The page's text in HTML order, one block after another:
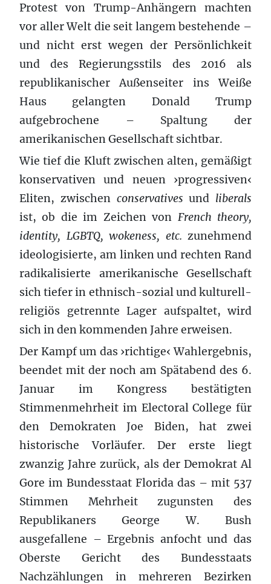
Protest von Trump-Anhängern machten
vor aller Welt die seit langem bestehende –
und nicht erst wegen der Persönlichkeit
und des Regierungsstils des 2016 als
republikanischer Außenseiter ins Weiße
Haus gelangten Donald Trump
aufgebrochene – Spaltung der
amerikanischen Gesellschaft sichtbar.
Wie tief die Kluft zwischen alten, gemäßigt
konservativen und neuen ›progressiven‹
Eliten, zwischen conservatives und liberals
ist, ob die im Zeichen von French theory,
identity, LGBTQ, wokeness, etc. zunehmend
ideologisierte, am linken und rechten Rand
radikalisierte amerikanische Gesellschaft
sich tiefer in ethnisch-sozial und kulturell-
religiös getrennte Lager aufspaltet, wird
sich in den kommenden Jahre erweisen.
Der Kampf um das ›richtige‹ Wahlergebnis,
beendet mit der noch am Spätabend des 6.
Januar im Kongress bestätigten
Stimmenmehrheit im Electoral College für
den Demokraten Joe Biden, hat zwei
historische Vorläufer. Der erste liegt
zwanzig Jahre zurück, als der Demokrat Al
Gore im Bundesstaat Florida das – mit 537
Stimmen Mehrheit zugunsten des
Republikaners George W. Bush
ausgefallene – Ergebnis anfocht und das
Oberste Gericht des Bundesstaats
Nachzählungen in mehreren Bezirken